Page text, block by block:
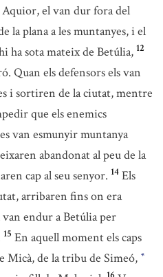
Aquior, el van dur fora del
la plana a les muntanyes, i el
ha sota mateix de Betúlia, 12
Quan els defensors els van
i sortiren de la ciutat, mentre
que els enemics
van esmunyir muntanya
abandonat al peu de la
cap al seu senyor. 14 Els
arribaren fins on era
endur a Betúlia per
15 En aquell moment els caps
Micà, de la tribu de Simeó, *